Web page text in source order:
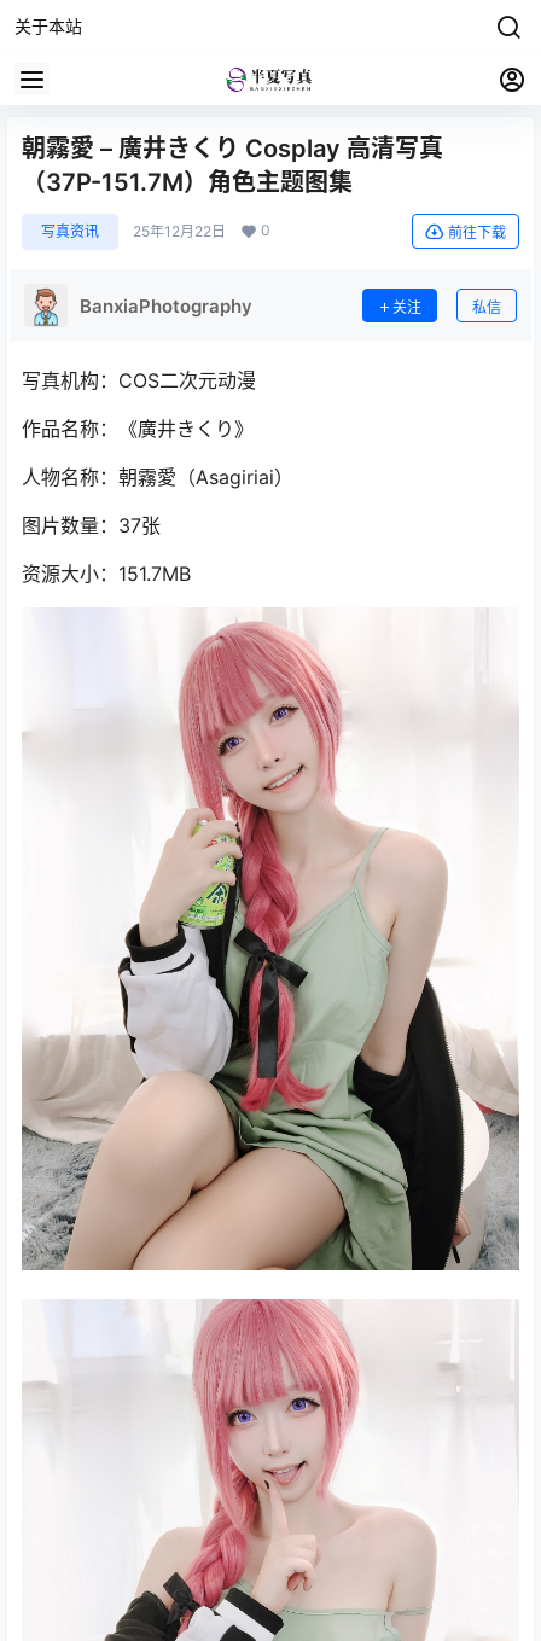
关于本站
朝霧愛 – 廣井きくり Cosplay 高清写真
（37P-151.7M）角色主题图集
写真资讯 25年12月22日 0 前往下载
BanxiaPhotography 关注 私信
写真机构：COS二次元动漫
作品名称：《廣井きくり》
人物名称：朝霧愛（Asagiriai）
图片数量：37张
资源大小：151.7MB